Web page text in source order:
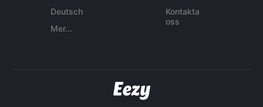
Deutsch
Mer...
Kontakta
oss